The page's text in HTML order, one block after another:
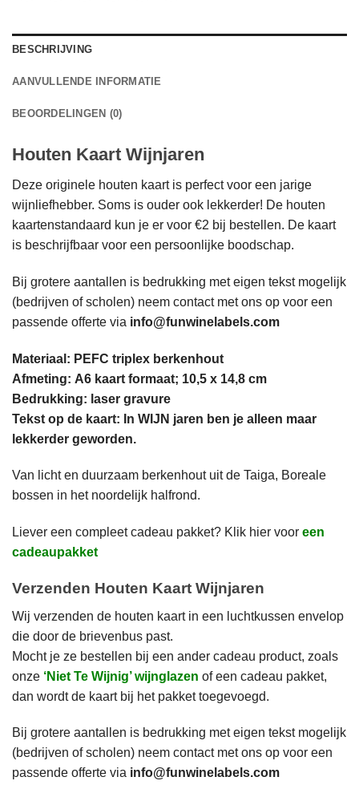
BESCHRIJVING
AANVULLENDE INFORMATIE
BEOORDELINGEN (0)
Houten Kaart Wijnjaren
Deze originele houten kaart is perfect voor een jarige
wijnliefhebber. Soms is ouder ook lekkerder! De houten
kaartenstandaard kun je er voor €2 bij bestellen. De kaart
is beschrijfbaar voor een persoonlijke boodschap.
Bij grotere aantallen is bedrukking met eigen tekst mogelijk
(bedrijven of scholen) neem contact met ons op voor een
passende offerte via info@funwinelabels.com
Materiaal: PEFC triplex berkenhout
Afmeting: A6 kaart formaat; 10,5 x 14,8 cm
Bedrukking: laser gravure
Tekst op de kaart: In WIJN jaren ben je alleen maar
lekkerder geworden.
Van licht en duurzaam berkenhout uit de Taiga, Boreale
bossen in het noordelijk halfrond.
Liever een compleet cadeau pakket? Klik hier voor een
cadeaupakket
Verzenden Houten Kaart Wijnjaren
Wij verzenden de houten kaart in een luchtkussen envelop
die door de brievenbus past.
Mocht je ze bestellen bij een ander cadeau product, zoals
onze ‘Niet Te Wijnig’ wijnglazen of een cadeau pakket,
dan wordt de kaart bij het pakket toegevoegd.
Bij grotere aantallen is bedrukking met eigen tekst mogelijk
(bedrijven of scholen) neem contact met ons op voor een
passende offerte via info@funwinelabels.com